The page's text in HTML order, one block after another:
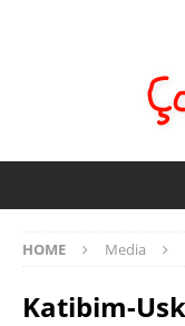
HOME Media
Katibim-